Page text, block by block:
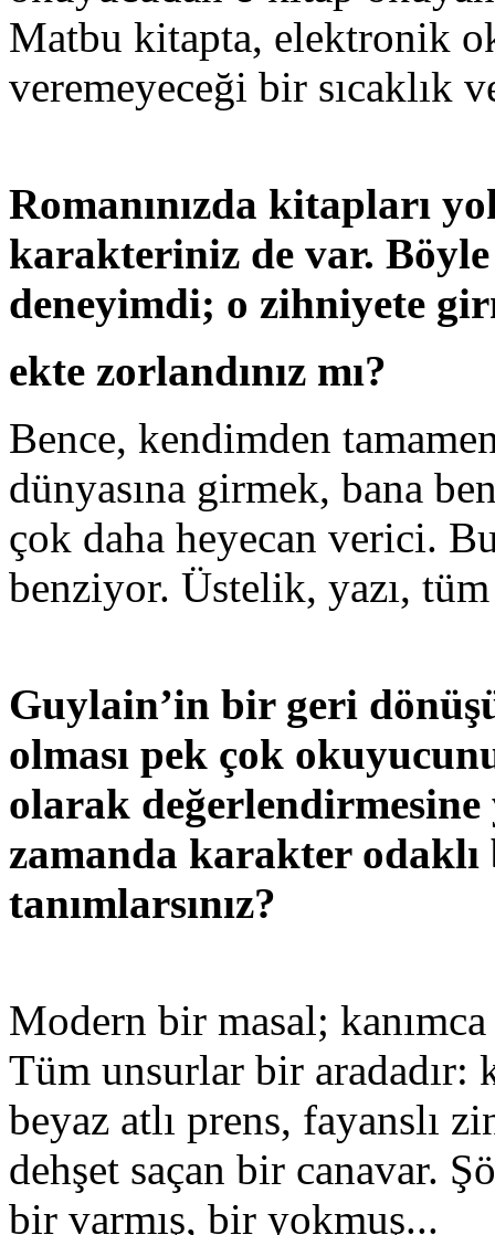
Matbu kitapta, elektronik
veremeyeceği bir sıcaklık
Romanınızda kitapları
karakteriniz de var.
deneyimdi; o zihniyete
ekte zorlandınız mı?
Bence, kendimden
dünyasına girmek, bana
çok daha heyecan verici.
benziyor. Üstelik, yazı,
Guylain’in bir geri
olması pek çok
olarak değerlendirmesine
zamanda karakter odaklı
tanımlarsınız?
Modern bir masal;
Tüm unsurlar bir aradadır:
beyaz atlı prens, fayanslı
dehşet saçan bir canavar.
bir varmış, bir yokmuş...